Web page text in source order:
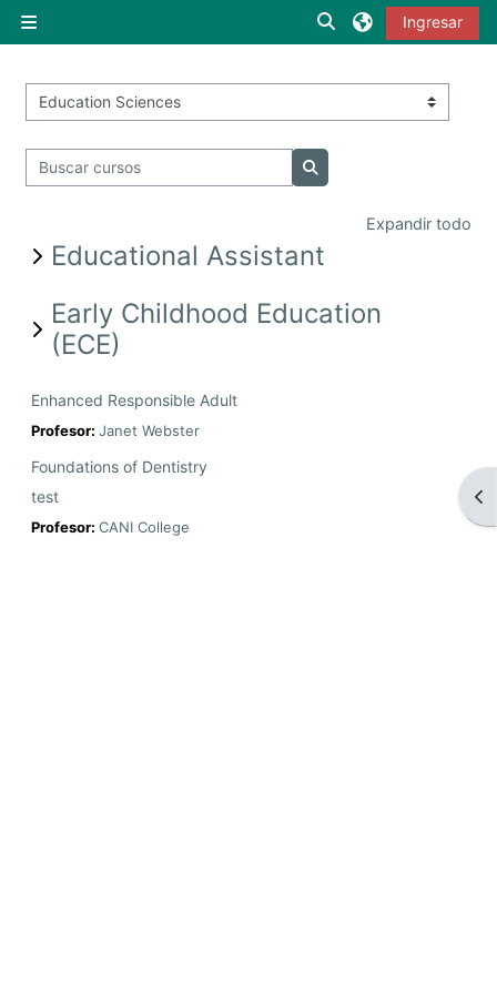
Pánel lateral
Alternar entrada de
Ingresar
Categorías
Buscar cursos
Expandir todo
Educational Assistant
Early Childhood Education
(ECE)
Enhanced Responsible Adult
Profesor: Janet Webster
Foundations of Dentistry
test
Profesor: CANI College